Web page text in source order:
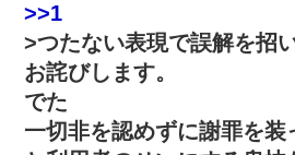
>>1
>つたない表現で誤解を招
お詫びします。
でた
一切非を認めずに謝罪を装